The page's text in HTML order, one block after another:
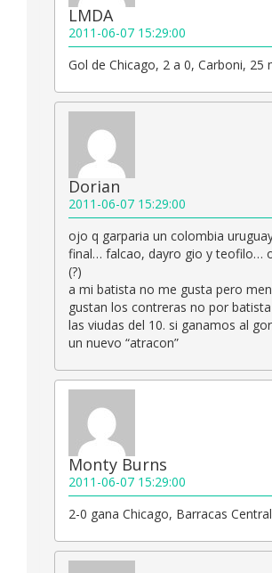
LMDA
2011-06-07 15:29:00
Gol de Chicago, 2 a 0, Carboni, 25
Dorian
2011-06-07 15:29:00
ojo q garparia un colombia
final… falcao, dayro gio y teofilo…
(?)
a mi batista no me gusta pero
gustan los contreras no por
las viudas del 10. si ganamos al
un nuevo “atracon”
Monty Burns
2011-06-07 15:29:00
2-0 gana Chicago, Barracas